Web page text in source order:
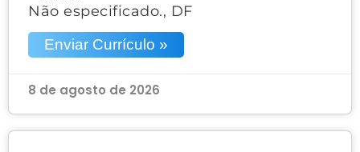
Não especificado., DF
Enviar Currículo »
8 de agosto de 2026